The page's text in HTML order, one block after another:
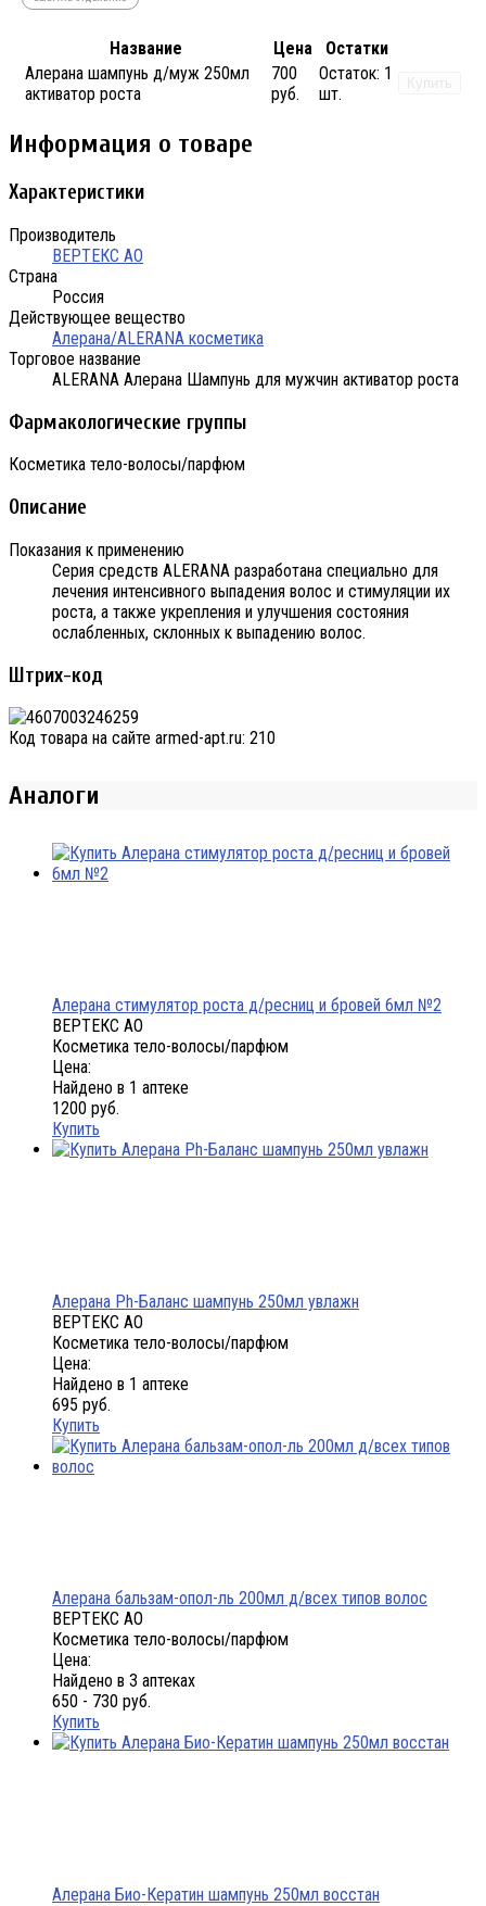
Название Цена
Остатки
Алерана шампунь д/муж 250мл
активатор роста
700
руб.
Остаток: 1
шт.
Купить
Информация о товаре
Характеристики
Производитель
ВЕРТЕКС АО
Страна
Россия
Действующее вещество
Алерана/ALERANA косметика
Торговое название
ALERANA Алерана Шампунь для мужчин активатор роста
Фармакологические группы
Косметика тело-волосы/парфюм
Описание
Показания к применению
Серия средств ALERANA разработана специально для
лечения интенсивного выпадения волос и стимуляции их
роста, а также укрепления и улучшения состояния
ослабленных, склонных к выпадению волос.
Штрих-код
Код товара на сайте armed-apt.ru: 210
Аналоги
Алерана стимулятор роста д/ресниц и бровей 6мл №2
ВЕРТЕКС АО
Косметика тело-волосы/парфюм
Цена:
Найдено в 1 аптеке
1200 руб.
Купить
Алерана Ph-Баланс шампунь 250мл увлажн
ВЕРТЕКС АО
Косметика тело-волосы/парфюм
Цена:
Найдено в 1 аптеке
695 руб.
Купить
Алерана бальзам-опол-ль 200мл д/всех типов волос
ВЕРТЕКС АО
Косметика тело-волосы/парфюм
Цена:
Найдено в 3 аптеках
650 - 730 руб.
Купить
Алерана Био-Кератин шампунь 250мл восстан